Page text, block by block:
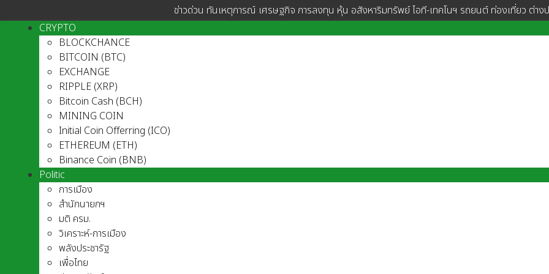
ข่าวด่วน ทันเหตุการณ์ เศรษฐกิจ การลงทุน หุ้น อสังหาริมทรัพย์ ไอที-เทคโนฯ รถยนต์ ท่องเที่ยว ต่างป
CRYPTO
BLOCKCHANCE
BITCOIN (BTC)
EXCHANGE
RIPPLE (XRP)
Bitcoin Cash (BCH)
MINING COIN
Initial Coin Offerring (ICO)
ETHEREUM (ETH)
Binance Coin (BNB)
Politic
การเมือง
สำนักนายกฯ
มติ ครม.
วิเคราะห์-การเมือง
พลังประชารัฐ
เพื่อไทย